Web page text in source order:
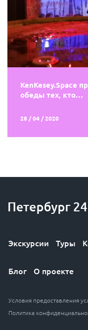
KenKesey.Space
обеды тех, кто…
28 / 04 / 2020
Экскурсии Туры
Блог О проекте
Условия предоставления
Политика